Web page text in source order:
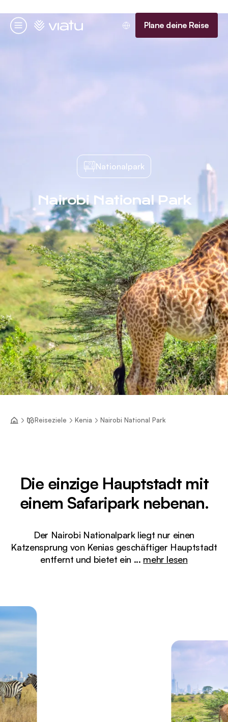
Menü
Startseite Plane deine Reise
Nationalpark
Nairobi National Park
Reiseziele Kenia Nairobi National Park
Die einzige Hauptstadt mit
einem Safaripark nebenan.
Der Nairobi Nationalpark liegt nur einen
Katzensprung von Kenias geschäftiger Hauptstadt
entfernt und bietet ein ... mehr lesen